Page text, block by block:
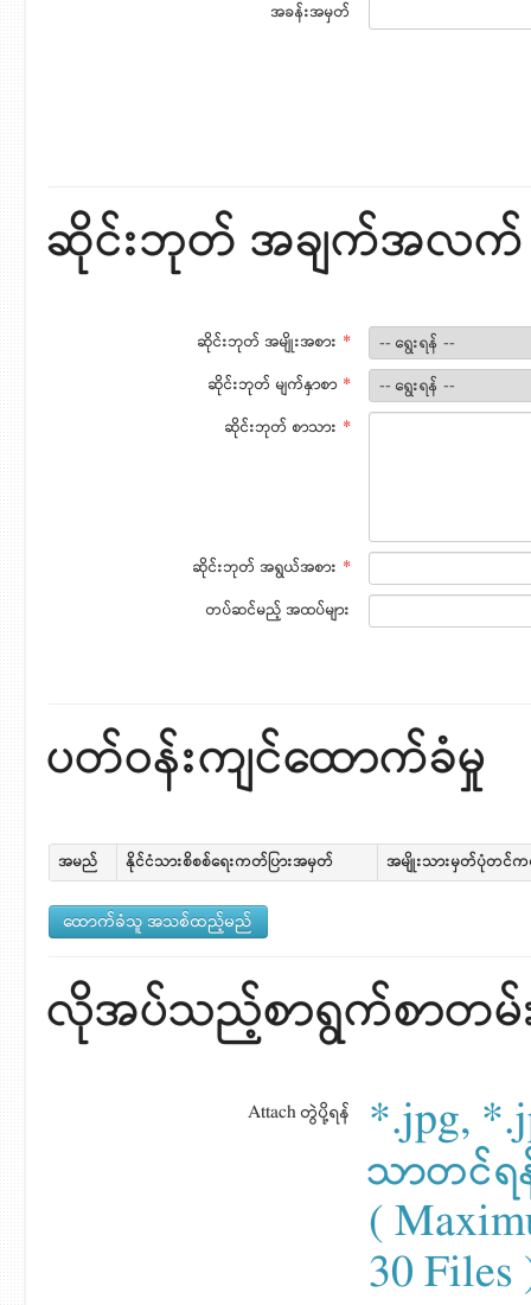
အခန်းအမှတ်
ဆိုင်းဘုတ် အချက်အလက်
ဆိုင်းဘုတ် အမျိုးအစား *
ဆိုင်းဘုတ် မျက်နှာစာ *
ဆိုင်းဘုတ် စာသား *
ဆိုင်းဘုတ် အရွယ်အစား *
တပ်ဆင်မည့် အထပ်များ
ပတ်ဝန်းကျင်ထောက်ခံမှု
အမည် နိုင်ငံသားစိစစ်ရေးကတ်ပြားအမှတ် အမျိုးသားမှတ်ပုံတင်
လိုအပ်သည့်စာရွက်စာတမ်း
Attach တွဲပို့ရန်
*.jpg,
သာတင်ရ
(
30 Files